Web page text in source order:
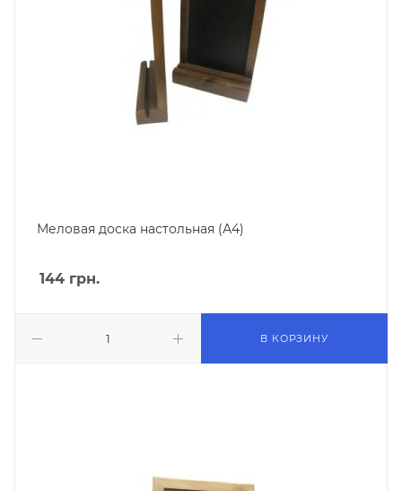
Меловая доска настольная (А4)
144 грн.
В КОРЗИНУ